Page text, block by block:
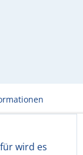
wird es